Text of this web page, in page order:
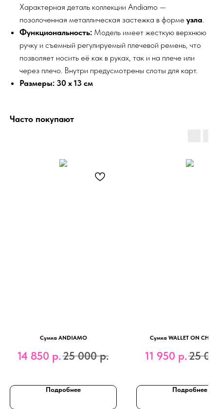
Характерная деталь коллекции Andiamo —
позолоченная металлическая застежка в форме узла
Функциональность: Модель имеет жесткую верхнюю
ручку и съемный регулируемый плечевой ремень, что
позволяет носить её как в руках, так и на плече или
через плечо. Внутри предусмотрены слоты для карт.
Размеры: 30 x 13 см
Часто покупают
Сумка ANDIAMO
14 850 р.25 000 р.
Подробнее
Сумка WALLET ON
11 950 р.25
Подробнее